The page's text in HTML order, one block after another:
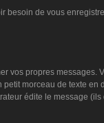
de vous
propres
morceau de texte
édite le message